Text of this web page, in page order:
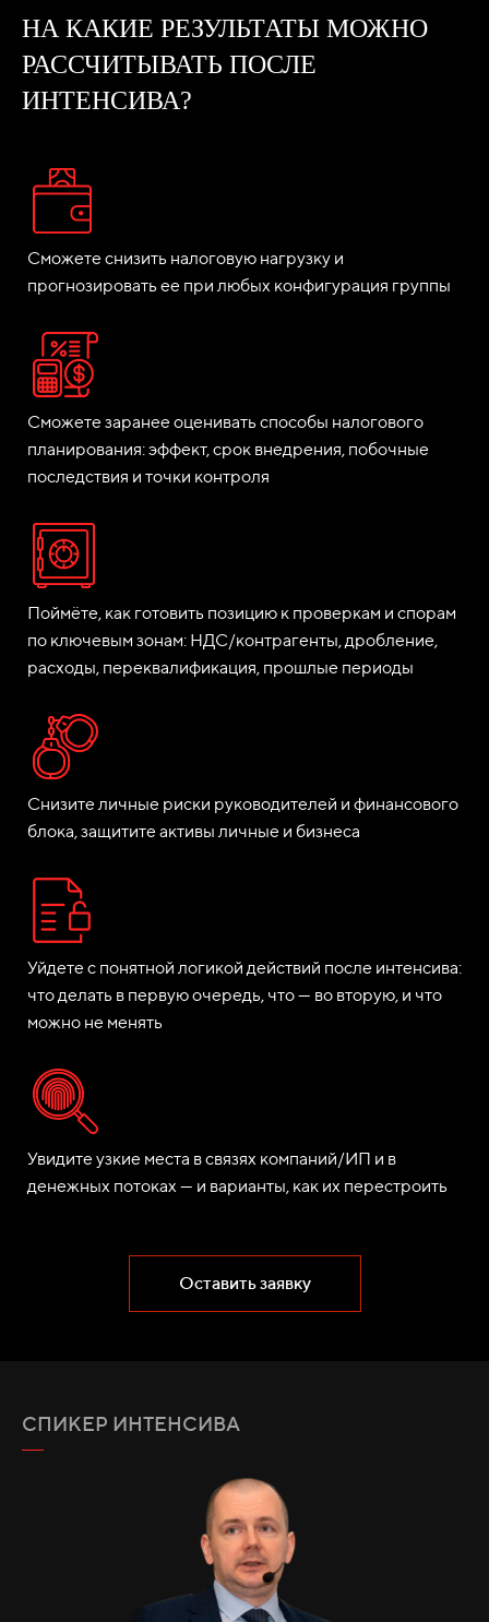
НА КАКИЕ РЕЗУЛЬТАТЫ МОЖНО
РАССЧИТЫВАТЬ ПОСЛЕ
ИНТЕНСИВА?
Сможете снизить налоговую нагрузку и
прогнозировать ее при любых конфигурация группы
Сможете заранее оценивать способы налогового
планирования: эффект, срок внедрения, побочные
последствия и точки контроля
Поймёте, как готовить позицию к проверкам и спорам
по ключевым зонам: НДС/контрагенты, дробление,
расходы, переквалификация, прошлые периоды
Снизите личные риски руководителей и финансового
блока, защитите активы личные и бизнеса
Уйдете с понятной логикой действий после интенсива:
что делать в первую очередь, что — во вторую, и что
можно не менять
Увидите узкие места в связях компаний/ИП и в
денежных потоках — и варианты, как их перестроить
Оставить заявку
СПИКЕР ИНТЕНСИВА